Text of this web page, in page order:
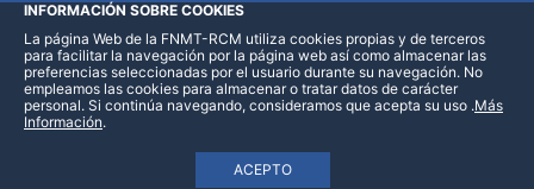
LinkedInFacebookWhatsApp
INFORMACIÓN SOBRE COOKIES
La página Web de la FNMT-RCM utiliza cookies propias y de terceros
para facilitar la navegación por la página web así como almacenar las
preferencias seleccionadas por el usuario durante su navegación. No
empleamos las cookies para almacenar o tratar datos de carácter
personal. Si continúa navegando, consideramos que acepta su uso
ACEPTO
.Más
Información.